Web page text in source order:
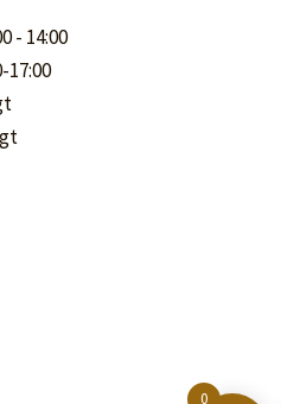
- 14:00
17:00
0